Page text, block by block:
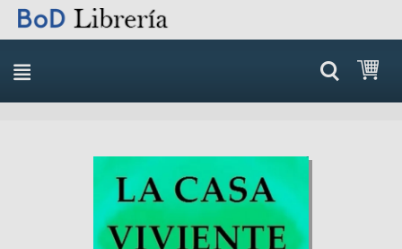
Skip
to
content
Mi
to
the
end
of
to
the
beginning
of